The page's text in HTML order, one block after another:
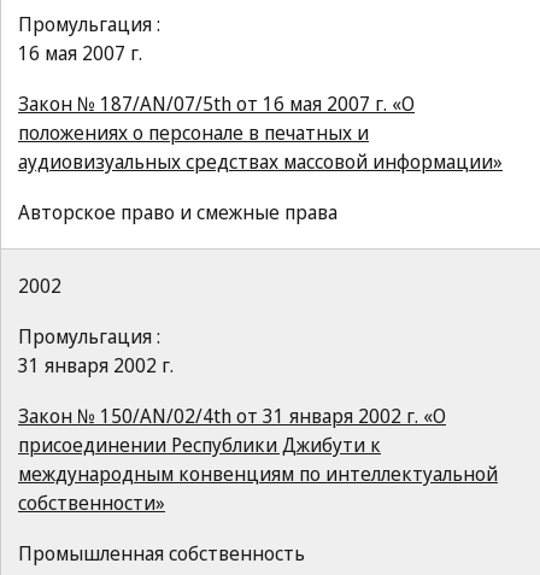
Промульгация :
16 мая 2007 г.
Закон № 187/AN/07/5th от 16 мая 2007 г. «О
положениях о персонале в печатных и
аудиовизуальных средствах массовой информации»
Авторское право и смежные права
2002
Промульгация :
31 января 2002 г.
Закон № 150/AN/02/4th от 31 января 2002 г. «О
присоединении Республики Джибути к
международным конвенциям по интеллектуальной
собственности»
Промышленная собственность